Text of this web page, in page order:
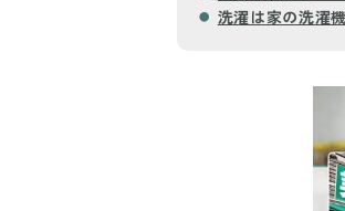
洗濯は家の洗濯